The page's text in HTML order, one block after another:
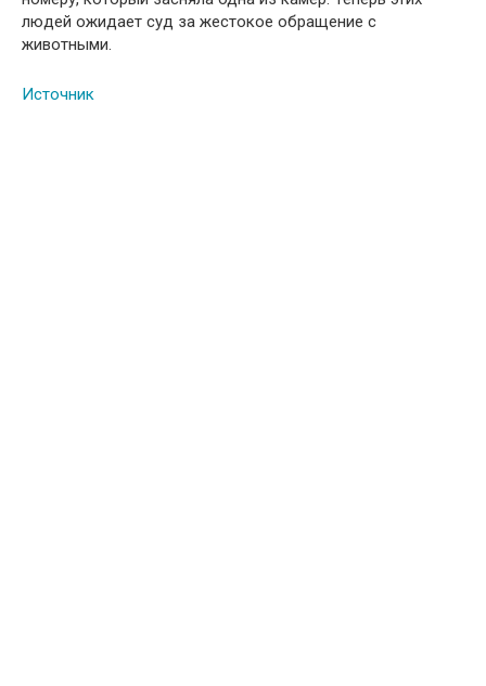
людей ожидает суд за жестокое обращение с
животными.
Источник